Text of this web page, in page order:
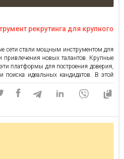
рекрутинга для крупного
сети стали мощным инструментом для
привлечения новых талантов. Крупные
платформы для построения доверия,
поиска идеальных кандидатов. В этой
сети могут работать в пользу
успешных кейсов. Почему